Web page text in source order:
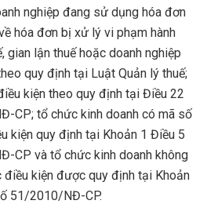
nghiệp đang sử dụng hóa đơn
hóa đơn bị xử lý vi phạm hành
gian lận thuế hoặc doanh nghiệp
quy định tại Luật Quản lý thuế;
kiện theo quy định tại Điều 22
CP; tổ chức kinh doanh có mã số
kiện quy định tại Khoản 1 Điều 5
CP và tổ chức kinh doanh không
kiện được quy định tại Khoản
51/2010/NĐ-CP.